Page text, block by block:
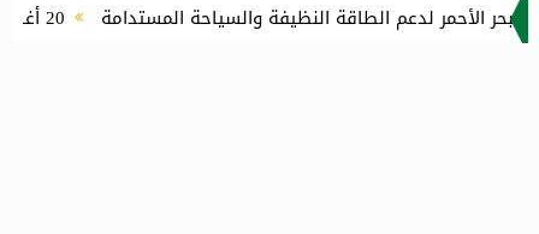
20 أغسطس.. انطلاق الدورة الثامنة لمعرض تكنولوجيا الليد ونظم الإضاءة الحديثة بالقاهرة الجديدة